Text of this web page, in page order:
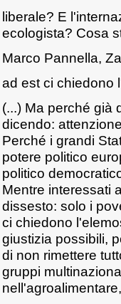
liberale? E
ecologista? Cosa
Marco Pannella,
ad est ci chiedono
(...) Ma perché già
dicendo:
Perché i grandi
potere politico
politico
Mentre interessati
dissesto: solo i
ci chiedono
giustizia possibili,
di non rimettere
gruppi